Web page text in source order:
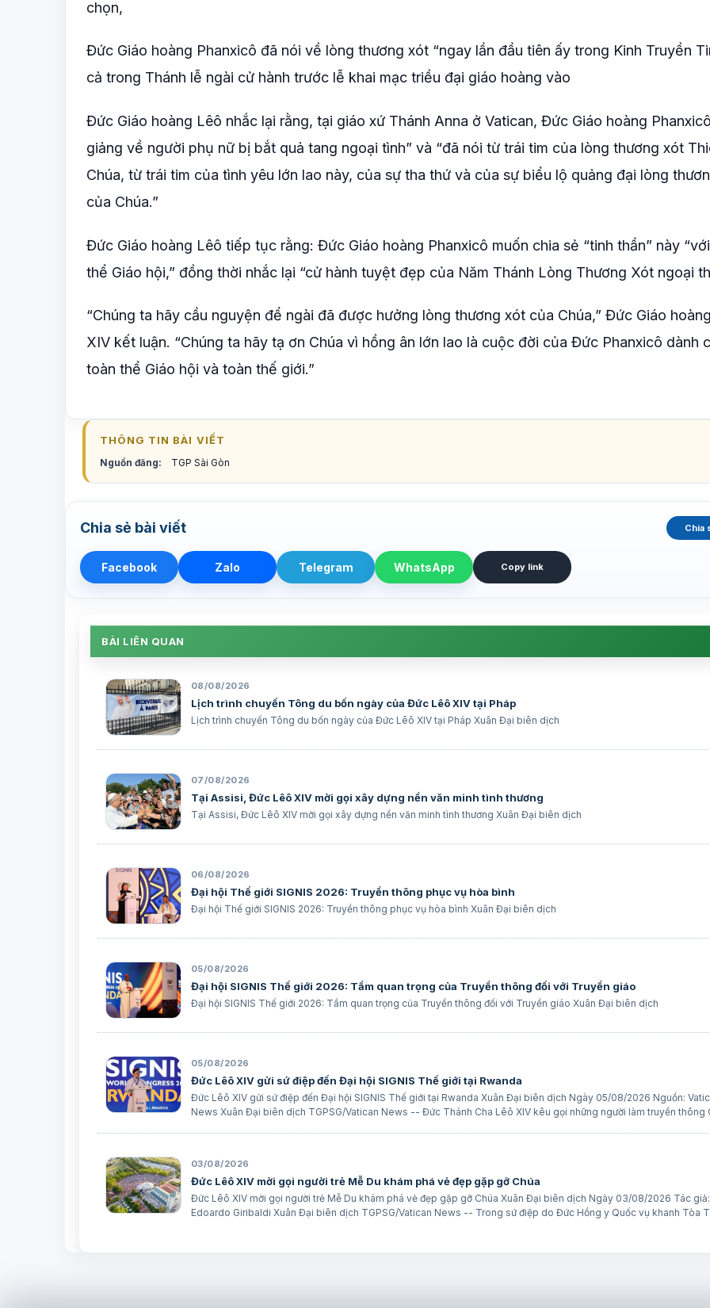
chọn,
Đức Giáo hoàng Phanxicô đã nói về lòng thương xót “ngay lần đầu tiên ấy trong Kinh Truyền
cả trong Thánh lễ ngài cử hành trước lễ khai mạc triều đại giáo hoàng vào
Đức Giáo hoàng Lêô nhắc lại rằng, tại giáo xứ Thánh Anna ở Vatican, Đức Giáo hoàng
giảng về người phụ nữ bị bắt quả tang ngoại tình” và “đã nói từ trái tim của lòng thương xót
Chúa, từ trái tim của tình yêu lớn lao này, của sự tha thứ và của sự biểu lộ quảng đại lòng
của Chúa.”
Đức Giáo hoàng Lêô tiếp tục rằng: Đức Giáo hoàng Phanxicô muốn chia sẻ “tinh thần” này
thể Giáo hội,” đồng thời nhắc lại “cử hành tuyệt đẹp của Năm Thánh Lòng Thương Xót ngoại
“Chúng ta hãy cầu nguyện để ngài đã được hưởng lòng thương xót của Chúa,” Đức Giáo
XIV kết luận. “Chúng ta hãy tạ ơn Chúa vì hồng ân lớn lao là cuộc đời của Đức Phanxicô dành
toàn thể Giáo hội và toàn thế giới.”
THÔNG TIN BÀI VIẾT
Nguồn đăng: TGP Sài Gòn
Chia sẻ bài viết Chia
Facebook Zalo Telegram WhatsApp Copy link
BÀI LIÊN QUAN
08/08/2026
Lịch trình chuyến Tông du bốn ngày của Đức Lêô XIV tại Pháp
Lịch trình chuyến Tông du bốn ngày của Đức Lêô XIV tại Pháp Xuân Đại biên dịch
07/08/2026
Tại Assisi, Đức Lêô XIV mời gọi xây dựng nền văn minh tình thương
Tại Assisi, Đức Lêô XIV mời gọi xây dựng nền văn minh tình thương Xuân Đại biên dịch
06/08/2026
Đại hội Thế giới SIGNIS 2026: Truyền thông phục vụ hòa bình
Đại hội Thế giới SIGNIS 2026: Truyền thông phục vụ hòa bình Xuân Đại biên dịch
05/08/2026
Đại hội SIGNIS Thế giới 2026: Tầm quan trọng của Truyền thông đối với Truyền giáo
Đại hội SIGNIS Thế giới 2026: Tầm quan trọng của Truyền thông đối với Truyền giáo Xuân Đại biên dịch
05/08/2026
Đức Lêô XIV gửi sứ điệp đến Đại hội SIGNIS Thế giới tại Rwanda
Đức Lêô XIV gửi sứ điệp đến Đại hội SIGNIS Thế giới tại Rwanda Xuân Đại biên dịch Ngày 05/08/2026 Nguồn:
News Xuân Đại biên dịch TGPSG/Vatican News -- Đức Thánh Cha Lêô XIV kêu gọi những người làm truyền thông
03/08/2026
Đức Lêô XIV mời gọi người trẻ Mễ Du khám phá vẻ đẹp gặp gỡ Chúa
Đức Lêô XIV mời gọi người trẻ Mễ Du khám phá vẻ đẹp gặp gỡ Chúa Xuân Đại biên dịch Ngày 03/08/2026 Tác giả:
Edoardo Giribaldi Xuân Đại biên dịch TGPSG/Vatican News -- Trong sứ điệp do Đức Hồng y Quốc vụ khanh Tòa